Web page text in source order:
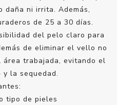
daña ni irrita. Además,
de 25 a 30 días.
del pelo claro para
de eliminar el vello no
trabajada, evitando el
y la sequedad.
tipo de pieles